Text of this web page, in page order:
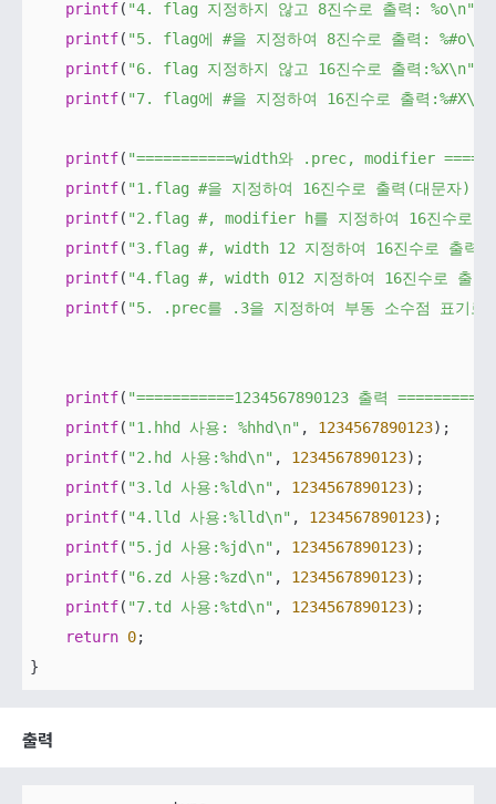
printf( "4. flag 지정하지 않고 8진수로 출력: %o\n"
printf( "5. flag에 #을 지정하여 8진수로 출력: %#o\n"
printf( "6. flag 지정하지 않고 16진수로 출력:%X\n"
printf( "7. flag에 #을 지정하여 16진수로 출력:%#X\n"
printf( "===========width와 .prec, modifier
printf( "1.flag #을 지정하여 16진수로 출력(대문자):
printf( "2.flag #, modifier h를 지정하여 16진수로
printf( "3.flag #, width 12 지정하여 16진수로 출력(
printf( "4.flag #, width 012 지정하여 16진수로 출력
printf( "5. .prec를 .3을 지정하여 부동 소수점 표기
printf( "===========1234567890123 출력
printf( "1.hhd 사용: %hhd\n" , 1234567890123);
printf( "2.hd 사용:%hd\n" , 1234567890123);
printf( "3.ld 사용:%ld\n" , 1234567890123);
printf( "4.lld 사용:%lld\n" , 1234567890123);
printf( "5.jd 사용:%jd\n" , 1234567890123);
printf( "6.zd 사용:%zd\n" , 1234567890123);
printf( "7.td 사용:%td\n" , 1234567890123);
return 0;
출력